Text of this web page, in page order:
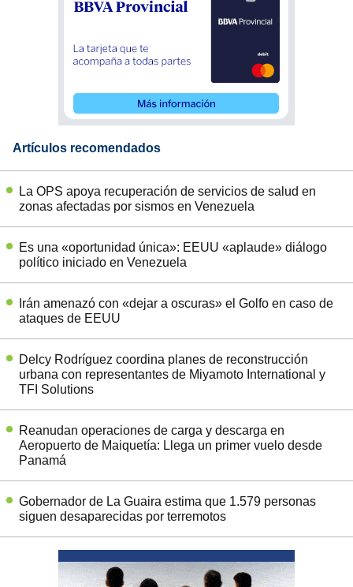
Artículos recomendados
La OPS apoya recuperación de servicios de salud en
zonas afectadas por sismos en Venezuela
Es una «oportunidad única»: EEUU «aplaude» diálogo
político iniciado en Venezuela
Irán amenazó con «dejar a oscuras» el Golfo en caso de
ataques de EEUU
Delcy Rodríguez coordina planes de reconstrucción
urbana con representantes de Miyamoto International y
TFI Solutions
Reanudan operaciones de carga y descarga en
Aeropuerto de Maiquetía: Llega un primer vuelo desde
Panamá
Gobernador de La Guaira estima que 1.579 personas
siguen desaparecidas por terremotos